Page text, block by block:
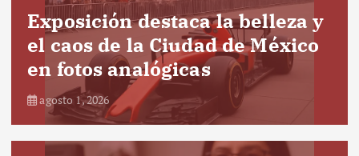
Exposición destaca la belleza y
el caos de la Ciudad de México
en fotos analógicas
agosto 1, 2026